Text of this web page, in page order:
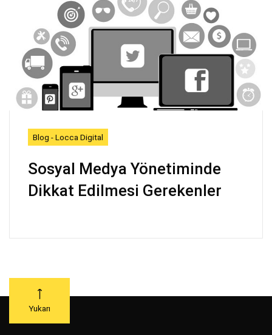
Blog - Locca Digital
Sosyal Medya Yönetiminde
Dikkat Edilmesi Gerekenler
Yukarı